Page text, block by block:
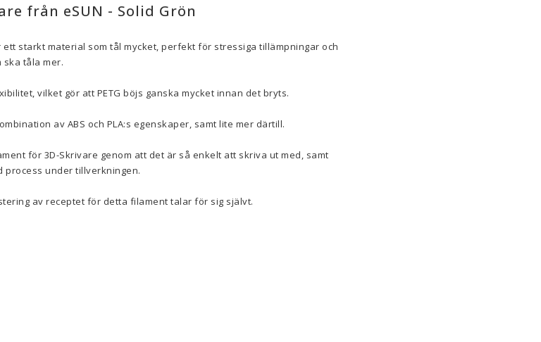
från eSUN - Solid Grön
ett starkt material som tål mycket, perfekt för stressiga tillämpningar och
tåla mer.
vilket gör att PETG böjs ganska mycket innan det bryts.
av ABS och PLA:s egenskaper, samt lite mer därtill.
för 3D-Skrivare genom att det är så enkelt att skriva ut med, samt
process under tillverkningen.
av receptet för detta filament talar för sig självt.